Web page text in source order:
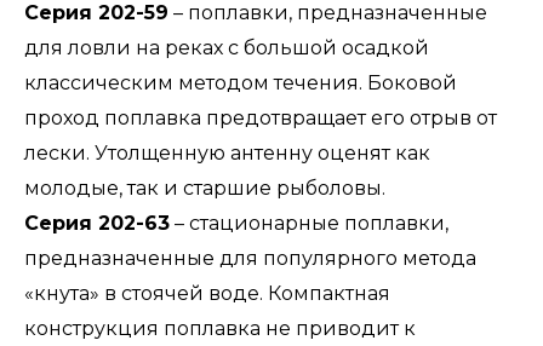
Серия 202-59 – поплавки, предназначенные
для ловли на реках с большой осадкой
классическим методом течения. Боковой
проход поплавка предотвращает его отрыв от
лески. Утолщенную антенну оценят как
молодые, так и старшие рыболовы.
Серия 202-63 – стационарные поплавки,
предназначенные для популярного метода
«кнута» в стоячей воде. Компактная
конструкция поплавка не приводит к